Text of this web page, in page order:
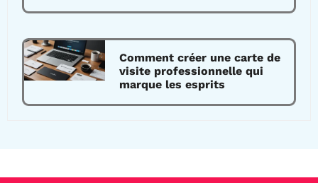
Comment créer une carte de
visite professionnelle qui
marque les esprits